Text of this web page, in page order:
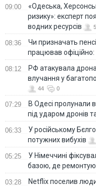
09:00
«Одеська,
ризику»: експерт
водних ресурсів
08:36
Чи призначать
працював
08:12
РФ атакувала
влучання у
44 0
07:29
В Одесі пролунали
під ударом дронів
06:33
У російському
потужних вибухів
05:25
У Німеччині
базою, де
03:28
Netflix поселив